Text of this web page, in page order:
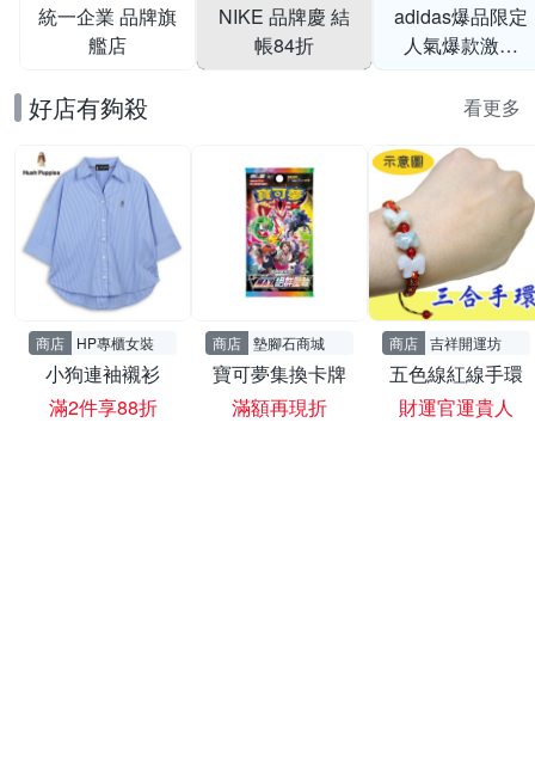
統一企業 品牌旗
艦店
NIKE 品牌慶 結
帳84折
adidas爆品限定
人氣爆款激降
好店有夠殺 看更多
商店 HP專櫃女裝
小狗連袖襯衫
滿2件享88折
商店 墊腳石商城
寶可夢集換卡牌
滿額再現折
商店 吉祥開運坊
五色線紅線手環
財運官運貴人